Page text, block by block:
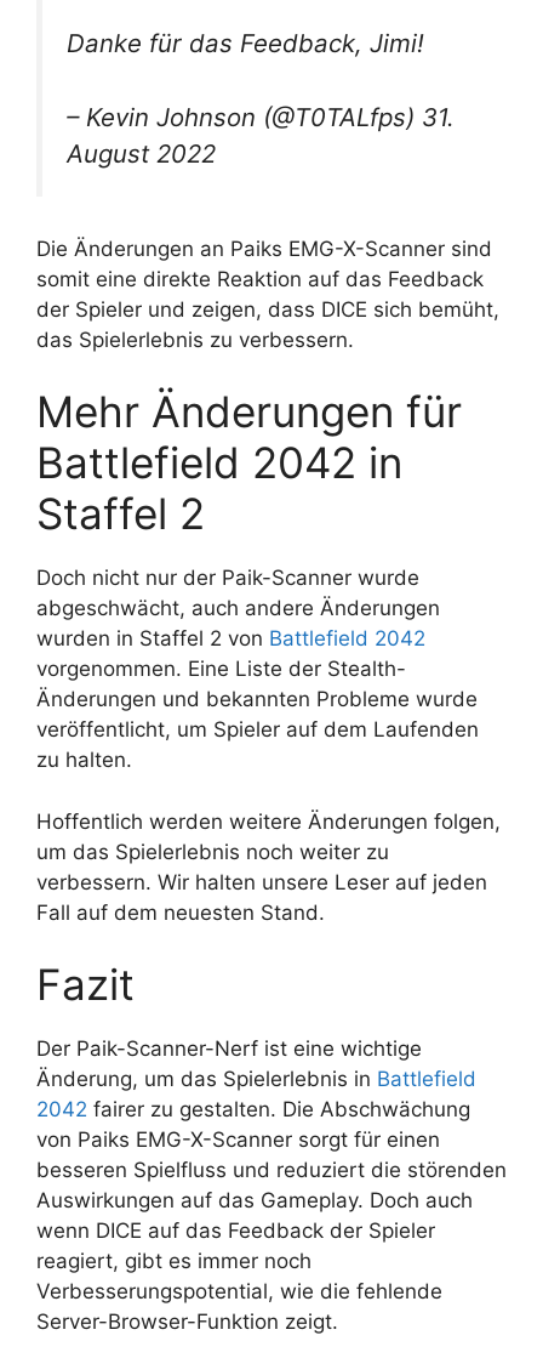
Danke für das Feedback, Jimi!
– Kevin Johnson (@T0TALfps) 31.
August 2022
Die Änderungen an Paiks EMG-X-Scanner sind
somit eine direkte Reaktion auf das Feedback
der Spieler und zeigen, dass DICE sich bemüht,
das Spielerlebnis zu verbessern.
Mehr Änderungen für
Battlefield 2042 in
Staffel 2
Doch nicht nur der Paik-Scanner wurde
abgeschwächt, auch andere Änderungen
wurden in Staffel 2 von Battlefield 2042
vorgenommen. Eine Liste der Stealth-
Änderungen und bekannten Probleme wurde
veröffentlicht, um Spieler auf dem Laufenden
zu halten.
Hoffentlich werden weitere Änderungen folgen,
um das Spielerlebnis noch weiter zu
verbessern. Wir halten unsere Leser auf jeden
Fall auf dem neuesten Stand.
Fazit
Der Paik-Scanner-Nerf ist eine wichtige
Änderung, um das Spielerlebnis in Battlefield
2042 fairer zu gestalten. Die Abschwächung
von Paiks EMG-X-Scanner sorgt für einen
besseren Spielfluss und reduziert die störenden
Auswirkungen auf das Gameplay. Doch auch
wenn DICE auf das Feedback der Spieler
reagiert, gibt es immer noch
Verbesserungspotential, wie die fehlende
Server-Browser-Funktion zeigt.